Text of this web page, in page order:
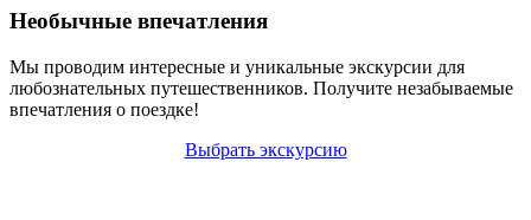
Необычные впечатления
Мы проводим интересные и уникальные экскурсии для
любознательных путешественников. Получите незабываемые
впечатления о поездке!
Выбрать экскурсию